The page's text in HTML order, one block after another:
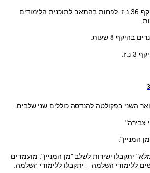
סיום קורסים בהיקף 36 נ.ז. לפחות בהתאם לתוכנית הלימודים
8 שעות.
נ.ז.
3
השני בפקולטה להנדסה כוללים שני שלבים:
צבירה"
המניין".
יתקבלו ישירות לשלב "מן המניין". מועמדים
ללימודי השלמה – יתקבלו ללימודי השלמה.